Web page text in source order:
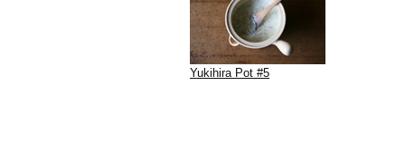
Yukihira Pot #5